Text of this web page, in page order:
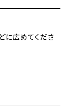
に広めてくださ